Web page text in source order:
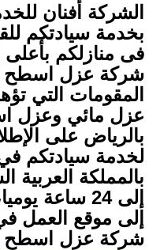
الشركة أفنان
بخدمة سيادتكم
فى منازلكم بأعلى
شركة عزل اسطح
المقومات التي
عزل مائي وعزل
بالرياض على
لخدمة سيادتكم
بالمملكة
إلى 24 ساعة
إلى موقع
شركة عزل اسطح